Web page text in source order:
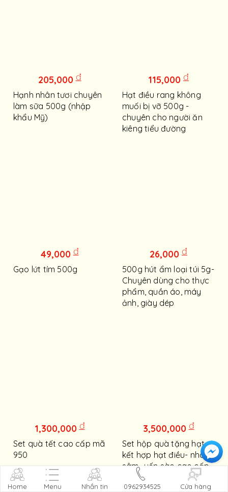
205,000 đ
Hạnh nhân tươi chuyên
làm sữa 500g (nhập
khẩu Mỹ)
115,000 đ
Hạt điều rang không
muối bị vỡ 500g -
chuyên cho người ăn
kiêng tiểu đường
49,000 đ
Gạo lứt tím 500g
26,000 đ
500g hút ẩm loại túi 5g-
Chuyên dùng cho thực
phẩm, quần áo, máy
ảnh, giày dép
1,300,000 đ
Set quà tết cao cấp mã
950
3,500,000 đ
Set hộp quà tặng hạt
kết hợp hạt điều- nhân
sâm- yến sào cao cấp -
Phát Lộc 3500
Home Menu Nhắn tin 0962934525 Cửa hàng